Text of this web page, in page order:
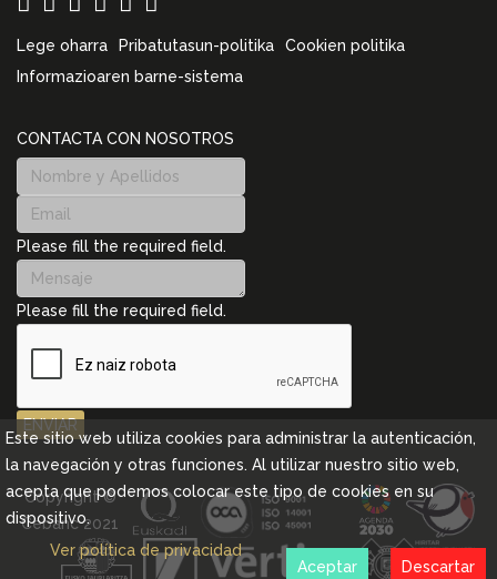
Lege oharra Pribatutasun-politika
Cookien politika
Informazioaren barne-sistema
CONTACTA CON NOSOTROS
Please fill the required field.
Please fill the required field.
ENVIAR
Copyright ©
Cebanc 2021
Este sitio web utiliza cookies para administrar la autenticación,
la navegación y otras funciones. Al utilizar nuestro sitio web,
acepta que podemos colocar este tipo de cookies en su
dispositivo.
Ver política de privacidad
Descartar
Aceptar